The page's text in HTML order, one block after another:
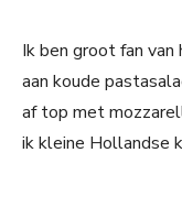
Ik ben groot fan
aan koude
af top met
ik kleine Hollandse